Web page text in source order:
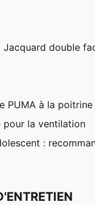
Jacquard double
PUMA à la poitrine
pour la ventilation
: